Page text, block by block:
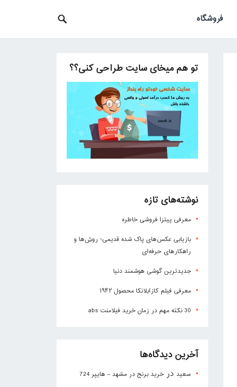
فروشگاه
تو هم میخای سایت طراحی کنی؟؟
نوشته‌های تازه
معرفی پیتزا فروشی خاطره
بازیابی عکس‌های پاک شده قدیمی؛ روش‌ها و
راهکارهای حرفه‌ای
جدیدترین گوشی هوشمند دنیا
معرفی فیلم کازابلانکا محصول ۱۹۴۲
30 نکته مهم در زمان خرید فیلامنت abs
آخرین دیدگاه‌ها
سعید در خرید برنج در مشهد – هایپر 724